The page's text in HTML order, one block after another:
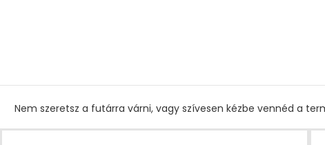
Nem szeretsz a futárra várni, vagy szívesen kézbe vennéd a